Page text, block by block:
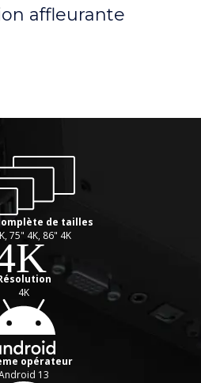
affleurante
de tailles
75" 4K, 86" 4K
4K
opérateur
13